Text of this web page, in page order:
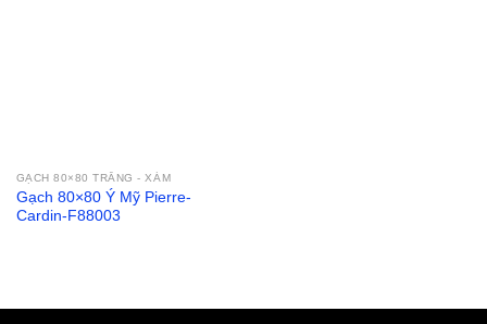
GẠCH 80×80 TRẮNG - XÁM
Gạch 80×80 Ý Mỹ Pierre-
Cardin-F88003